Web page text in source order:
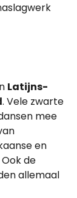
Latijns-
. Vele zwarte
mee
en
de
allemaal